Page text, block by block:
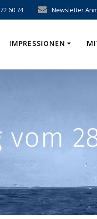
60 74 Newsletter
IMPRESSIONEN